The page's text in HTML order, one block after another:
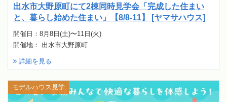
出水市大野原町にて2棟同時見学会「完成した住まい
と、暮らし始めた住まい」【8/8-11】 [ヤマサハウス]
開催日：8月8日(土)〜11日(火)
開催地： 出水市大野原町
詳細を見る
モデルハウス見学